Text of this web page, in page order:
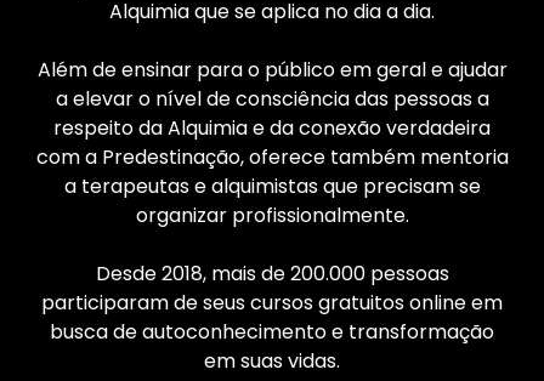
Alquimia que se aplica no dia a dia.
Além de ensinar para o público em geral e ajudar
a elevar o nível de consciência das pessoas a
respeito da Alquimia e da conexão verdadeira
com a Predestinação, oferece também mentoria
a terapeutas e alquimistas que precisam se
organizar profissionalmente.
Desde 2018, mais de 200.000 pessoas
participaram de seus cursos gratuitos online em
busca de autoconhecimento e transformação
em suas vidas.